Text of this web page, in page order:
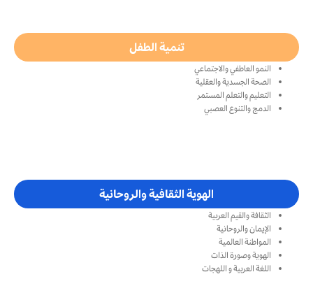
تنمية الطفل
النمو العاطفي والاجتماعي
الصحة الجسدية والعقلية
التعليم والتعلم المستمر
الدمج والتنوع العصبي
الهوية الثقافية والروحانية
الثقافة والقيم العربية
الإيمان والروحانية
المواطنة العالمية
الهوية وصورة الذات
اللغة العربية و اللهجات